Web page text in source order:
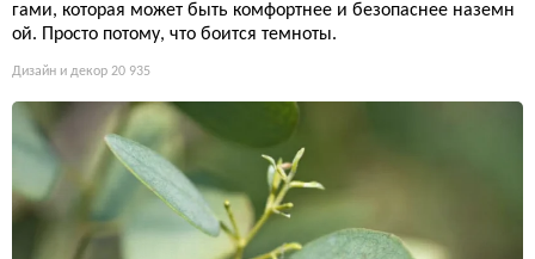
гами, которая может быть комфортнее и безопаснее наземн
ой. Просто потому, что боится темноты.
Дизайн и декор 20 935